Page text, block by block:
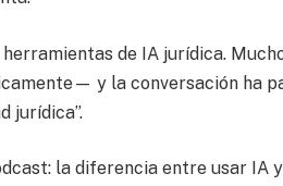
de IA jurídica.
y la conversación ha
jurídica”.
la diferencia entre usar IA